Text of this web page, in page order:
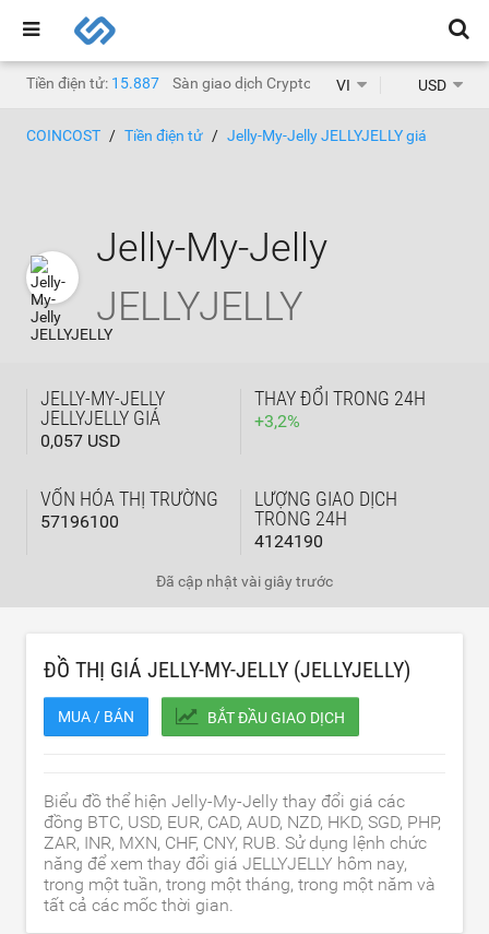
Tiền điện tử: 15.887 Sàn giao dịch Crypto: 1.469
VI USD
COINCOST Tiền điện tử Jelly-My-Jelly JELLYJELLY giá
Jelly-My-Jelly
JELLYJELLY
JELLY-MY-JELLY
JELLYJELLY GIÁ
0,057 USD
THAY ĐỔI TRONG 24H
+3,2%
VỐN HÓA THỊ TRƯỜNG
57196100
LƯỢNG GIAO DỊCH
TRONG 24H
4124190
Đã cập nhật vài giây trước
ĐỒ THỊ GIÁ JELLY-MY-JELLY (JELLYJELLY)
MUA / BÁN BẮT ĐẦU GIAO DỊCH
Biểu đồ thể hiện Jelly-My-Jelly thay đổi giá các
đồng BTC, USD, EUR, CAD, AUD, NZD, HKD, SGD, PHP,
ZAR, INR, MXN, CHF, CNY, RUB. Sử dụng lệnh chức
năng để xem thay đổi giá JELLYJELLY hôm nay,
trong một tuần, trong một tháng, trong một năm và
tất cả các mốc thời gian.